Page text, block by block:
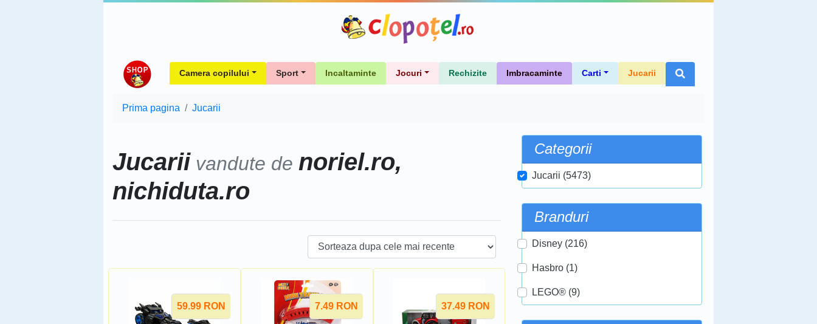
Camera copilului Sport Incaltaminte Jocuri Rechizite Imbracaminte Carti Jucarii
Prima pagina Jucarii
Jucarii vandute de noriel.ro,
nichiduta.ro
59.99 RON 7.49 RON 37.49 RON
Categorii
Jucarii (5473)
Branduri
Disney (216)
Hasbro (1)
LEGO® (9)